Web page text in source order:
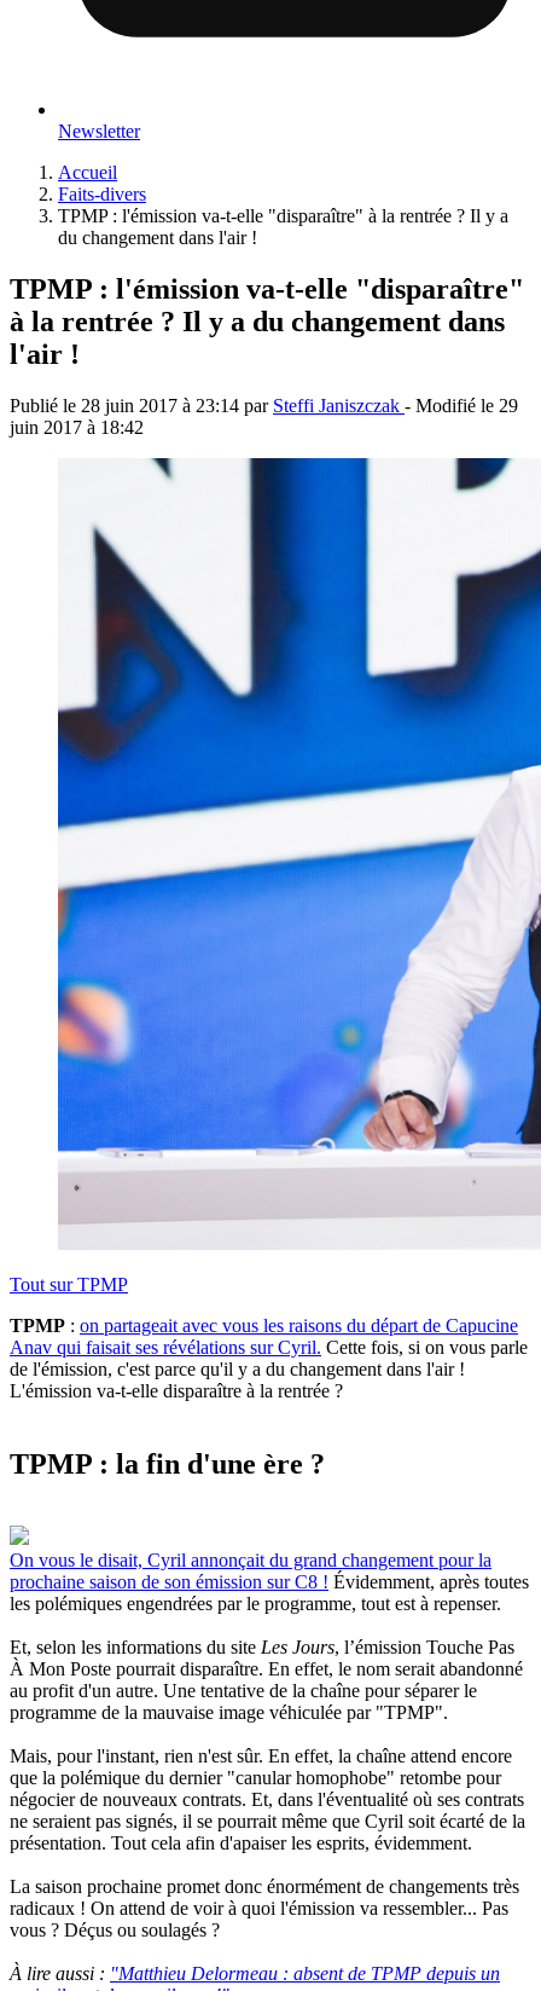
Newsletter
Accueil
Faits-divers
TPMP : l'émission va-t-elle "disparaître" à la rentrée ? Il y a
du changement dans l'air !
TPMP : l'émission va-t-elle "disparaître"
à la rentrée ? Il y a du changement dans
l'air !
Publié le 28 juin 2017 à 23:14 par Steffi Janiszczak - Modifié le 29
juin 2017 à 18:42
Tout surTPMP
TPMP : on partageait avec vous les raisons du départ de Capucine
Anav qui faisait ses révélations sur Cyril. Cette fois, si on vous parle
de l'émission, c'est parce qu'il y a du changement dans l'air !
L'émission va-t-elle disparaître à la rentrée ?
TPMP : la fin d'une ère ?
On vous le disait, Cyril annonçait du grand changement pour la
prochaine saison de son émission sur C8 ! Évidemment, après toutes
les polémiques engendrées par le programme, tout est à repenser.
Et, selon les informations du site Les Jours, l’émis­sion Touche Pas
À Mon Poste pourrait disparaître. En effet, le nom serait abandonné
au profit d'un autre. Une tentative de la chaîne pour sépa­rer le
programme de la mauvaise image véhi­cu­lée par "TPMP".
Mais, pour l'instant, rien n'est sûr. En effet, la chaîne attend encore
que la polémique du dernier "canular homophobe" retombe pour
négocier de nouveaux contrats. Et, dans l'éventualité où ses contrats
ne seraient pas signés, il se pourrait même que Cyril soit écarté de la
présentation. Tout cela afin d'apaiser les esprits, évidemment.
La saison prochaine promet donc énormément de changements très
radicaux ! On attend de voir à quoi l'émission va ressembler... Pas
vous ? Déçus ou soulagés ?
À lire aussi : "Matthieu Delormeau : absent de TPMP depuis un